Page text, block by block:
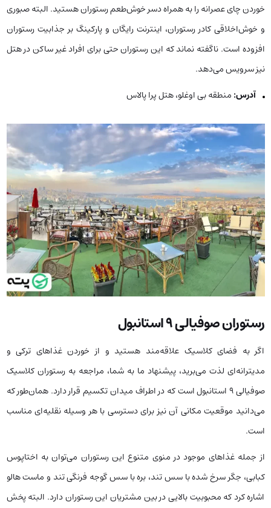
خوردن چای عصرانه را به همراه دسر خوش‌طعم رستوران هستید. البته صبوری
و خوش‌اخلاقی کادر رستوران، اینترنت رایگان و پارکینگ بر جذابیت رستوران
افزوده است. ناگفته نماند که این رستوران حتی برای افراد غیر ساکن در هتل
نیز سرویس می‌دهد.
آدرس: منطقه بی اوغلو، هتل پرا پالاس
رستوران صوفیالی ۹ استانبول
اگر به فضای کلاسیک علاقه‌مند هستید و از خوردن غذاهای ترکی و
مدیترانه‌ای لذت می‌برید، پیشنهاد ما به شما، مراجعه به رستوران کلاسیک
صوفیالی ۹ استانبول است که در اطراف میدان تکسیم قرار دارد. همان‌طور که
می‌دانید موقعیت مکانی آن نیز برای دسترسی با هر وسیله نقلیه‌ای مناسب
است.
از جمله غذاهای موجود در منوی متنوع این رستوران می‌توان به اختاپوس
کبابی، جگر سرخ شده با سس تند، بره با سس گوجه فرنگی تند و ماست هالو
اشاره کرد که محبوبیت بالایی در بین مشتریان این رستوران دارد. البته پخش